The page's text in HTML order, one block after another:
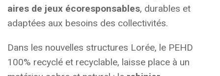
aires de jeux écoresponsables, durables et
adaptées aux besoins des collectivités.
Dans les nouvelles structures Lorée, le PEHD
100% recyclé et recyclable, laisse place à un